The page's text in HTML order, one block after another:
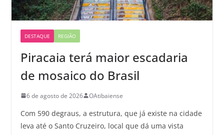
DESTAQUE REGIÃO
Piracaia terá maior escadaria
de mosaico do Brasil
6 de agosto de 2026 OAtibaiense
Com 590 degraus, a estrutura, que já existe na cidade
leva até o Santo Cruzeiro, local que dá uma vista